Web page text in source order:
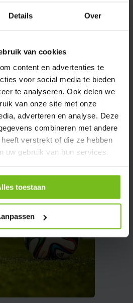
Details Over
van cookies
content en advertenties te
voor social media te bieden
te analyseren. Ook delen we
van onze site met onze
adverteren en analyse. Deze
combineren met andere
verstrekt of die ze hebben
uw gebruik van hun services.
toestaan